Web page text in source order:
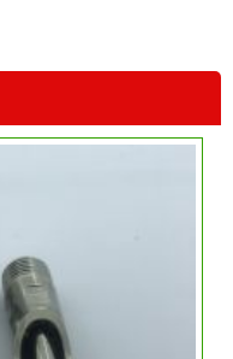
ĐẶT HÀNG